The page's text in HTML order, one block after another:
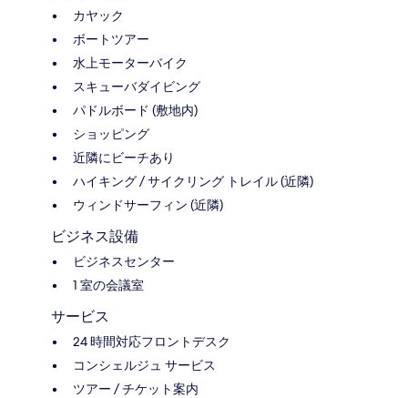
カヤック
ボートツアー
水上モーターバイク
スキューバダイビング
パドルボード (敷地内)
ショッピング
近隣にビーチあり
ハイキング / サイクリング トレイル (近隣)
ウィンドサーフィン (近隣)
ビジネス設備
ビジネスセンター
1 室の会議室
サービス
24 時間対応フロントデスク
コンシェルジュ サービス
ツアー / チケット案内